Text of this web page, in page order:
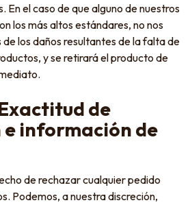
En el caso de que alguno de nuestros
los más altos estándares, no nos
los daños resultantes de la falta de
y se retirará el producto de
de
información de
de rechazar cualquier pedido
Podemos, a nuestra discreción,